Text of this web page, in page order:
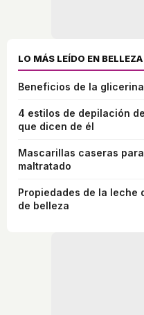
LO MÁS LEÍDO EN BELLEZA
Beneficios de la
4 estilos de depilación
que dicen de él
Mascarillas caseras
maltratado
Propiedades de la leche
de belleza